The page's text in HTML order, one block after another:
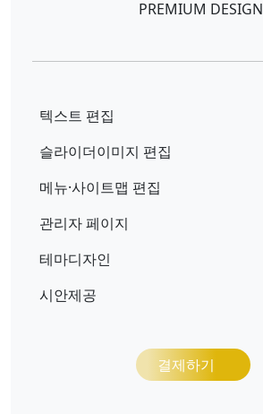
PREMIUM DESIGN
텍스트 편집
슬라이더이미지 편집
메뉴·사이트맵 편집
관리자 페이지
테마디자인
시안제공
결제하기